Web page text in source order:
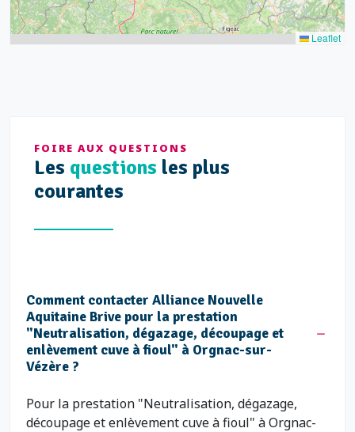
Leaflet
FOIRE AUX QUESTIONS
Les questions les plus
courantes
Comment contacter Alliance Nouvelle
Aquitaine Brive pour la prestation
"Neutralisation, dégazage, découpage et
enlèvement cuve à fioul" à Orgnac-sur-
Vézère ?
Pour la prestation "Neutralisation, dégazage,
découpage et enlèvement cuve à fioul" à Orgnac-